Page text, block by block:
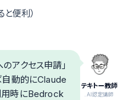
便利）
テキトー教師
.AI認定講師
アクセス申請」
自動的にClaude
用時にBedrock